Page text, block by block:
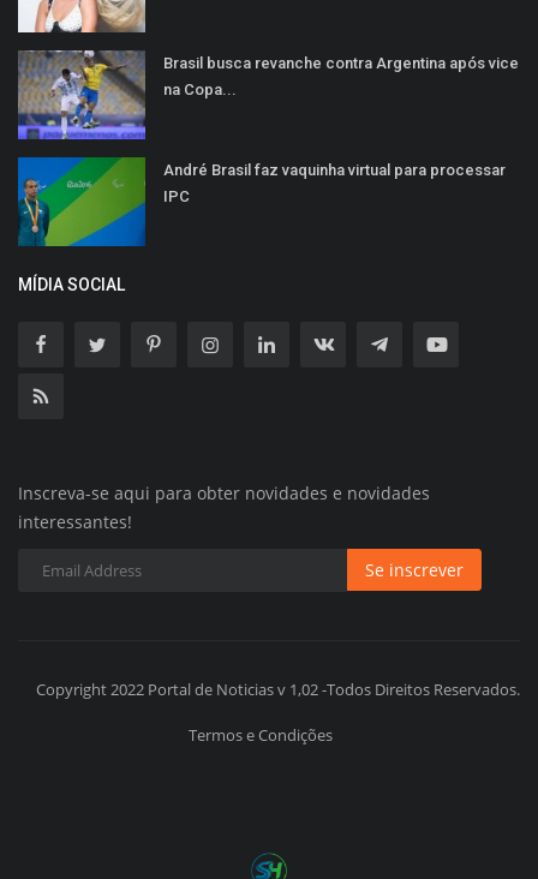
Brasil busca revanche contra Argentina após vice
na Copa...
André Brasil faz vaquinha virtual para processar
IPC
MÍDIA SOCIAL
Inscreva-se aqui para obter novidades e novidades
interessantes!
Se inscrever
Copyright 2022 Portal de Noticias v 1,02 -Todos Direitos Reservados.
Termos e Condições